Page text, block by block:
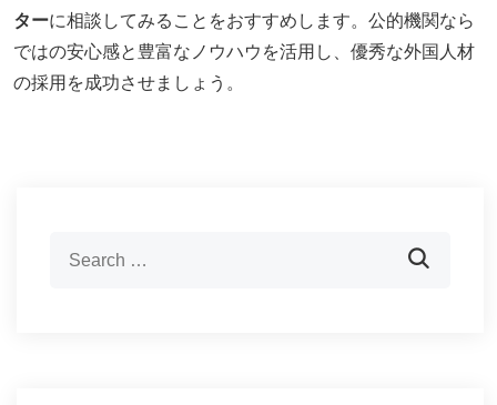
ターに相談してみることをおすすめします。公的機関なら
ではの安心感と豊富なノウハウを活用し、優秀な外国人材
の採用を成功させましょう。